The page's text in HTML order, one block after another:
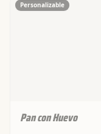
Personalizable
Pan con Huevo